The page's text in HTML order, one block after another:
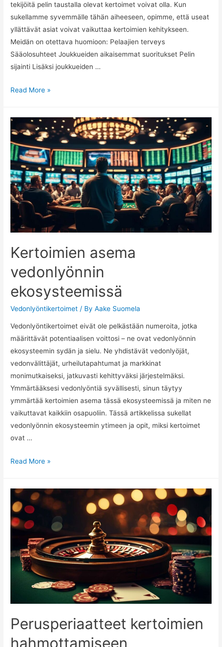
tekijöitä pelin taustalla olevat kertoimet voivat olla. Kun
sukellamme syvemmälle tähän aiheeseen, opimme, että useat
yllättävät asiat voivat vaikuttaa kertoimien kehitykseen.
Meidän on otettava huomioon: Pelaajien terveys
Sääolosuhteet Joukkueiden aikaisemmat suoritukset Pelin
sijainti Lisäksi joukkueiden …
Super
kertoimiin
vaikuttavat
odottamattomat
tekijät
Read More »
Kertoimien asema
vedonlyönnin
ekosysteemissä
Vedonlyöntikertoimet / ByAake Suomela
Vedonlyöntikertoimet eivät ole pelkästään numeroita, jotka
määrittävät potentiaalisen voittosi – ne ovat vedonlyönnin
ekosysteemin sydän ja sielu. Ne yhdistävät vedonlyöjät,
vedonvälittäjät, urheilutapahtumat ja markkinat
monimutkaiseksi, jatkuvasti kehittyväksi järjestelmäksi.
Ymmärtääksesi vedonlyöntiä syvällisesti, sinun täytyy
ymmärtää kertoimien asema tässä ekosysteemissä ja miten ne
vaikuttavat kaikkiin osapuoliin. Tässä artikkelissa sukellat
vedonlyönnin ekosysteemin ytimeen ja opit, miksi kertoimet
ovat …
Kertoimien
ekosysteemissä
Read More »
Perusperiaatteet kertoimien
hahmottamiseen